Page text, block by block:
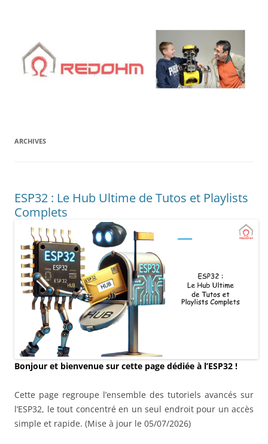
ARCHIVES
ESP32 : Le Hub Ultime de Tutos et Playlists
Complets
Bonjour et bienvenue sur cette page dédiée à l’ESP32 !
Cette page regroupe l’ensemble des tutoriels avancés sur
l’ESP32, le tout concentré en un seul endroit pour un accès
simple et rapide. (Mise à jour le 05/07/2026)